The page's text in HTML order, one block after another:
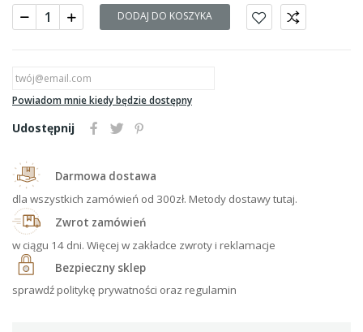
DODAJ DO KOSZYKA
Powiadom mnie kiedy będzie dostępny
Udostępnij
Darmowa dostawa
dla wszystkich zamówień od 300zł. Metody dostawy tutaj.
Zwrot zamówień
w ciągu 14 dni. Więcej w zakładce zwroty i reklamacje
Bezpieczny sklep
sprawdź politykę prywatności oraz regulamin